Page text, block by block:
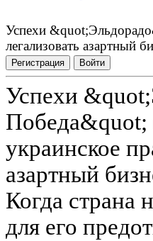
Успехи
легализовать азартный
Регистрация Войти
Успехи
Победа&quot;
украинское
азартный
Когда страна
для его